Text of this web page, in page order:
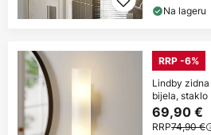
Na lageru
RRP -6%
Lindby
bijela, staklo
69,90 €
RRP74,90 €